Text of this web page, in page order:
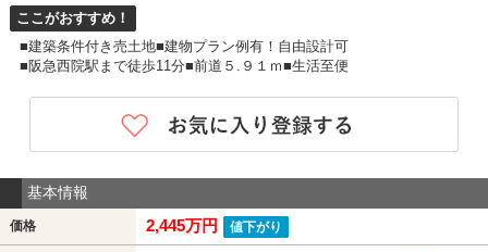
ここがおすすめ！
■建築条件付き売土地■建物プラン例有！自由設計可
■阪急西院駅まで徒歩11分■前道５.９１ｍ■生活至便
基本情報
価格 2,445万円 値下がり